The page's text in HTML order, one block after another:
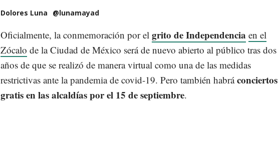
Dolores Luna @lunamayad
Oficialmente, la conmemoración por el grito de Independencia en el
Zócalo de la Ciudad de México será de nuevo abierto al público tras dos
años de que se realizó de manera virtual como una de las medidas
restrictivas ante la pandemia de covid-19. Pero también habráconciertos
gratis en las alcaldías por el 15 de septiembre.